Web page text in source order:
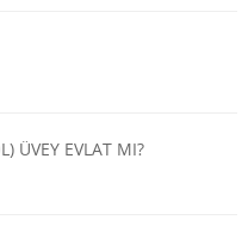
ÜVEY EVLAT MI?